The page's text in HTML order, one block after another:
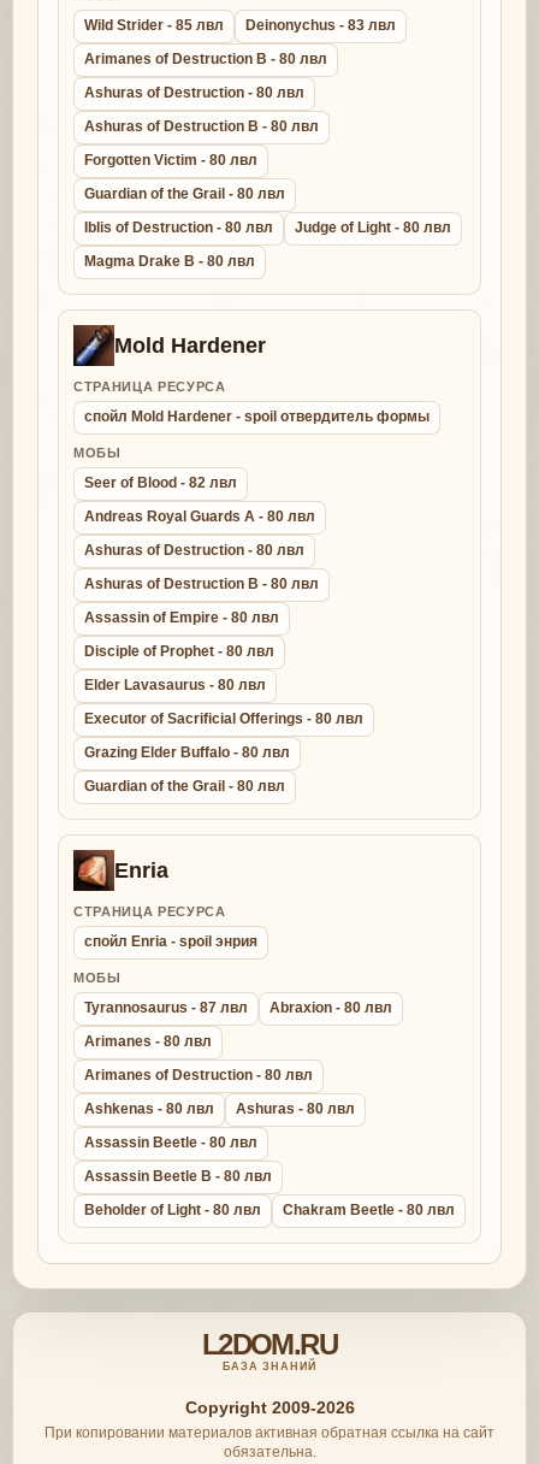
Wild Strider - 85 лвл
Deinonychus - 83 лвл
Arimanes of Destruction B - 80 лвл
Ashuras of Destruction - 80 лвл
Ashuras of Destruction B - 80 лвл
Forgotten Victim - 80 лвл
Guardian of the Grail - 80 лвл
Iblis of Destruction - 80 лвл
Judge of Light - 80 лвл
Magma Drake B - 80 лвл
Mold Hardener
СТРАНИЦА РЕСУРСА
спойл Mold Hardener - spoil отвердитель формы
МОБЫ
Seer of Blood - 82 лвл
Andreas Royal Guards A - 80 лвл
Ashuras of Destruction - 80 лвл
Ashuras of Destruction B - 80 лвл
Assassin of Empire - 80 лвл
Disciple of Prophet - 80 лвл
Elder Lavasaurus - 80 лвл
Executor of Sacrificial Offerings - 80 лвл
Grazing Elder Buffalo - 80 лвл
Guardian of the Grail - 80 лвл
Enria
СТРАНИЦА РЕСУРСА
спойл Enria - spoil энрия
МОБЫ
Tyrannosaurus - 87 лвл
Abraxion - 80 лвл
Arimanes - 80 лвл
Arimanes of Destruction - 80 лвл
Ashkenas - 80 лвл
Ashuras - 80 лвл
Assassin Beetle - 80 лвл
Assassin Beetle B - 80 лвл
Beholder of Light - 80 лвл
Chakram Beetle - 80 лвл
L2DOM.RU
БАЗА ЗНАНИЙ
Copyright 2009-2026
При копировании материалов активная обратная ссылка на сайт
обязательна.